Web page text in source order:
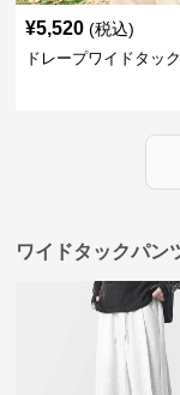
¥5,520 (税込)
ドレープワイドタッ
ワイドタックパン